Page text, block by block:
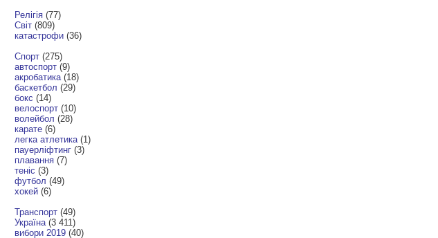
Релігія (77)
Світ (809)
катастрофи (36)
Спорт (275)
автоспорт (9)
акробатика (18)
баскетбол (29)
бокс (14)
велоспорт (10)
волейбол (28)
карате (6)
легка атлетика (1)
пауерліфтинг (3)
плавання (7)
теніс (3)
футбол (49)
хокей (6)
Транспорт (49)
Україна (3 411)
вибори 2019 (40)